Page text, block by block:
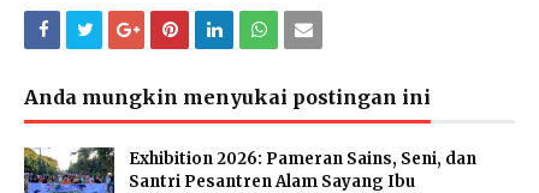
Anda mungkin menyukai postingan ini
Exhibition 2026: Pameran Sains, Seni, dan
Santri Pesantren Alam Sayang Ibu